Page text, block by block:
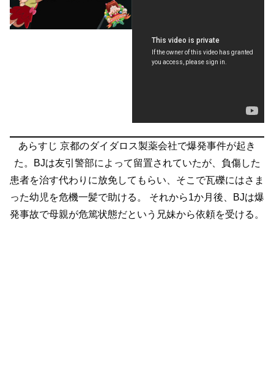
あらすじ 京都のダイダロス製薬会社で爆発事件が起き
た。BJは友引警部によって留置されていたが、負傷した
患者を治す代わりに放免してもらい、そこで瓦礫にはさま
った幼児を危機一髪で助ける。
それから1か月後、BJは爆
発事故で母親が危篤状態だという兄妹から依頼を受ける。